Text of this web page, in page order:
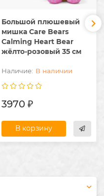
Большой плюшевый
мишка Care Bears
Calming Heart Bear
жёлто-розовый 35 см
В наличии
3970 ₽
В корзину